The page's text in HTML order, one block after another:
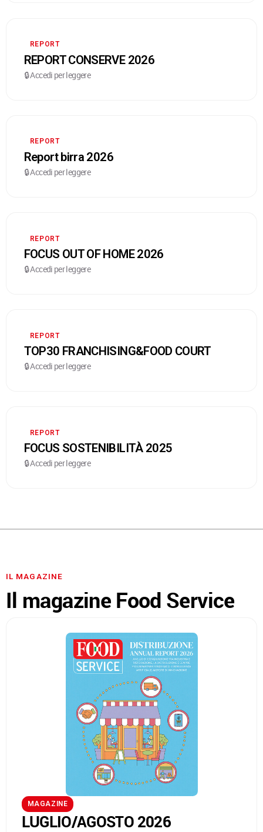
REPORT
REPORT CONSERVE 2026
🔒 Accedi per leggere
REPORT
Report birra 2026
🔒 Accedi per leggere
REPORT
FOCUS OUT OF HOME 2026
🔒 Accedi per leggere
REPORT
TOP30 FRANCHISING&FOOD COURT
🔒 Accedi per leggere
REPORT
FOCUS SOSTENIBILITÀ 2025
🔒 Accedi per leggere
IL MAGAZINE
Il magazine Food Service
MAGAZINE
LUGLIO/AGOSTO 2026